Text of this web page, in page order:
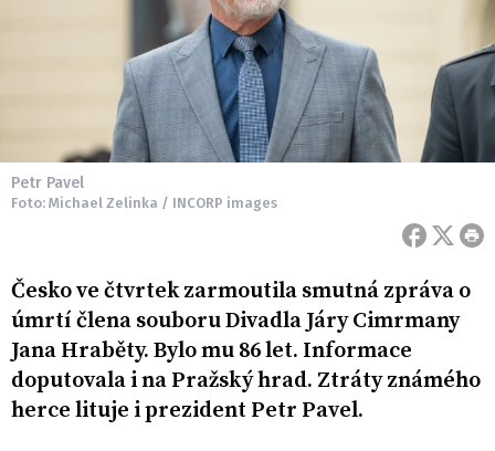
Petr Pavel
Foto: Michael Zelinka / INCORP images
Česko ve čtvrtek zarmoutila smutná zpráva o
úmrtí člena souboru Divadla Járy Cimrmany
Jana Hraběty. Bylo mu 86 let. Informace
doputovala i na Pražský hrad. Ztráty známého
herce lituje i prezident Petr Pavel.